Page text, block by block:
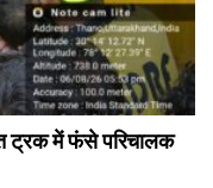
ट्रक में फंसे परिचालक